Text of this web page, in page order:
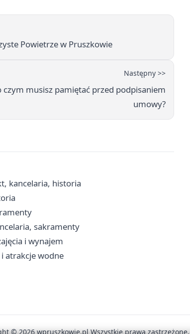
Powietrze w Pruszkowie
Następny >>
musisz pamiętać przed podpisaniem
umowy?
kancelaria, historia
sakramenty
i wynajem
i atrakcje wodne
© 2026 wpruszkowie.pl Wszystkie prawa zastrzeżone.